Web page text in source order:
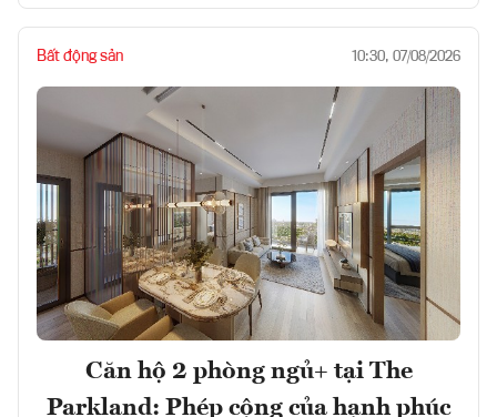
Bất động sản 10:30, 07/08/2026
Căn hộ 2 phòng ngủ+ tại The
Parkland: Phép cộng của hạnh phúc